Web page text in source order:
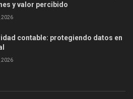
y valor percibido
2026
contable: protegiendo datos en
2026